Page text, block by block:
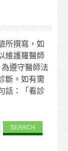
所撰寫，如
維護羅醫師
遵守醫師法
斷。如有需
話：「看診